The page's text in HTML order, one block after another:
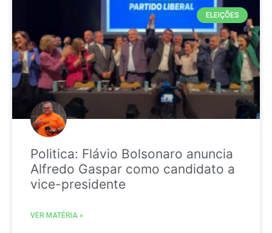
ELEIÇÕES
Politica: Flávio Bolsonaro anuncia
Alfredo Gaspar como candidato a
vice-presidente
VER MATÉRIA »